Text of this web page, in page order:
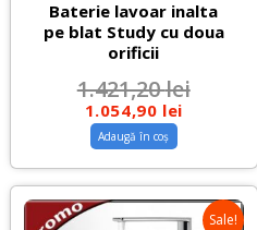
Baterie lavoar inalta
pe blat Study cu doua
orificii
1.421,20lei
1.054,90 lei
Adaugă în coș
Sale!